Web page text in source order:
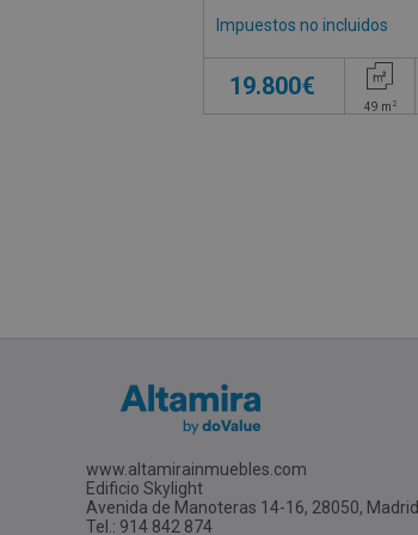
Impuestos no incluidos
19.800€
49 m 2
www.altamirainmuebles.com
Edificio Skylight
Avenida de Manoteras 14-16, 28050, Madrid
Tel.: 914 842 874